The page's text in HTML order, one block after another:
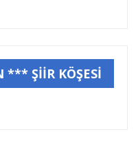
*** ŞİİR KÖŞESİ